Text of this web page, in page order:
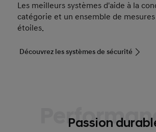
Les meilleurs systèmes d'aide à la
catégorie et un ensemble de
étoiles.
Découvrez les systèmes de sécurité
Passion